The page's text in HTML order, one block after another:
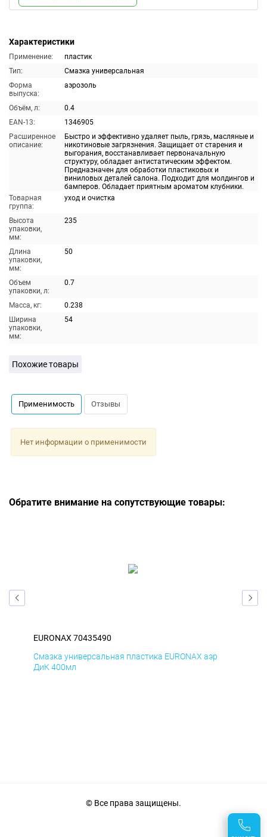
Характеристики
Применение:
пластик
Тип:
Смазка универсальная
Форма
выпуска:
аэрозоль
Объём, л:
0.4
EAN-13:
1346905
Расширенное
описание:
Быстро и эффективно удаляет пыль, грязь, масляные и
никотиновые загрязнения. Защищает от старения и
выгорания, восстанавливает первоначальную
структуру, обладает антистатическим эффектом.
Предназначен для обработки пластиковых и
виниловых деталей салона. Подходит для молдингов и
бамперов. Обладает приятным ароматом клубники.
Товарная
группа:
уход и очистка
Высота
упаковки,
мм:
235
Длина
упаковки,
мм:
50
Объем
упаковки, л:
0.7
Масса, кг:
0.238
Ширина
упаковки,
мм:
54
Похожие товары
Применимость Отзывы
Нет информации о применимости
Обратите внимание на сопутствующие товары:
EURONAX 70435490
Смазка универсальная пластика EURONAX аэр
ДиК 400мл
© Все права защищены.